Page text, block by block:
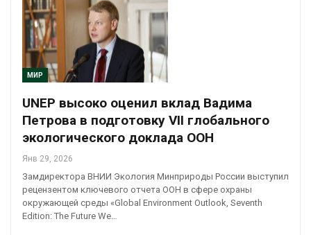
МИР
UNEP высоко оценил вклад Вадима
Петрова в подготовку VII глобального
экологического доклада ООН
Янв 29, 2026
Замдиректора ВНИИ Экология Минприроды России выступил
рецензентом ключевого отчета ООН в сфере охраны
окружающей среды «Global Environment Outlook, Seventh
Edition: The Future We…